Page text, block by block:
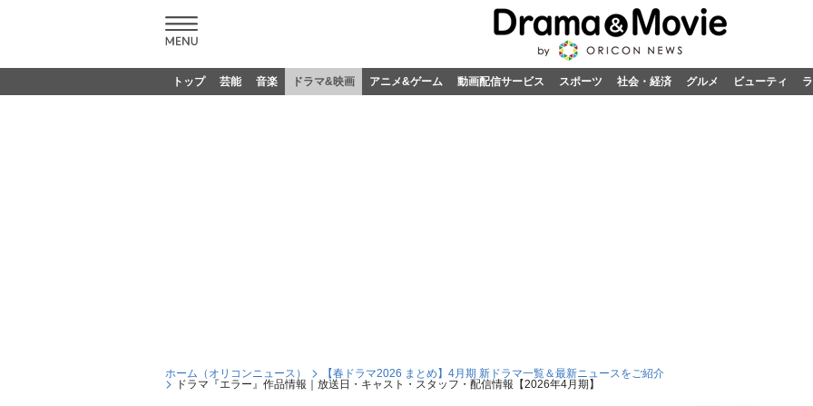
トップ 芸能 音楽 ドラマ&映画 アニメ&ゲーム 動画配信サービス スポーツ 社会・経済 グルメ ビューティ
ホーム（オリコンニュース）
【春ドラマ2026 まとめ】4月期 新ドラマ一覧＆最新ニュースをご紹介
ドラマ『エラー』作品情報｜放送日・キャスト・スタッフ・配信情報【2026年4月期】